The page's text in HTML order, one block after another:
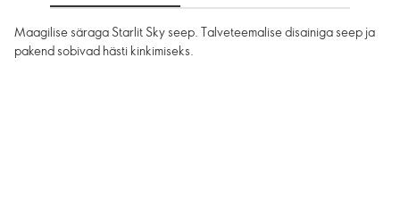
Maagilise säraga Starlit Sky seep. Talveteemalise disainiga seep ja
pakend sobivad hästi kinkimiseks.